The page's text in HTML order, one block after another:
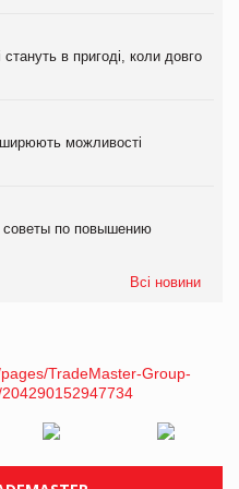
в пригоді, коли довго
можливості
по повышению
Всі новини